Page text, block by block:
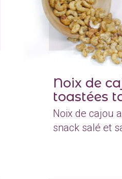
Noix de
toastées
Noix de cajou
snack salé et